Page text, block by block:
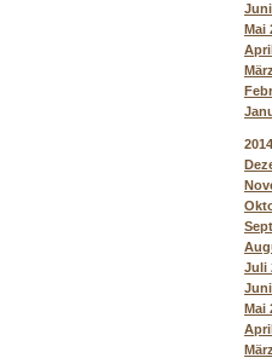
Mai
2014
Juli
Mai